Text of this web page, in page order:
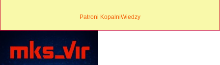
Patroni KopalniWiedzy